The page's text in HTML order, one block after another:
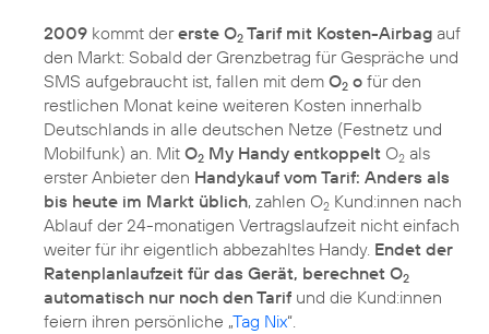
2009 kommt dererste O2 Tarif mit Kosten-Airbag auf
den Markt: Sobald der Grenzbetrag für Gespräche und
SMS aufgebraucht ist, fallen mit dem O2 o für den
restlichen Monat keine weiteren Kosten innerhalb
Deutschlands in alle deutschen Netze (Festnetz und
Mobilfunk) an. Mit O2 My Handy entkoppelt O2 als
erster Anbieter den Handykauf vom Tarif: Anders als
bis heute im Markt üblich, zahlen O2 Kund:innen nach
Ablauf der 24-monatigen Vertragslaufzeit nicht einfach
weiter für ihr eigentlich abbezahltes Handy. Endet der
Ratenplanlaufzeit für das Gerät, berechnet O2
automatisch nur noch den Tarif und die Kund:innen
feiern ihren persönliche „Tag Nix“.